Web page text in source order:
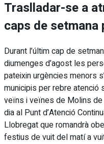
Traslladar-se a
caps de setmana
Durant l’últim cap de
diumenges d’agost les
pateixin urgències menors
municipis per rebre atenció
veïns i veïnes de Molins
dia al Punt d’Atenció
Llobregat que romandrà
festius de vuit del matí a